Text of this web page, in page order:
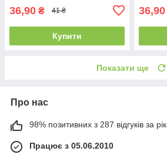
36,90 ₴ 41 ₴
Купити
36,90
Показати ще
Про нас
98% позитивних з 287 відгуків за рік
Працює з 05.06.2010